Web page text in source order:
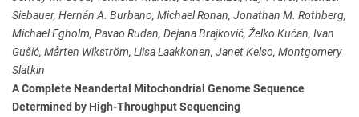
krause@...
Sandra Jacob
Presse- und Öffentlichkeitsarbeit
Max-Planck-Institut für evolutionäre Anthropologie, Leipzig
+49 341 3550-122
Siebauer, Hernán A. Burbano, Michael Ronan, Jonathan M. Rothberg,
Michael Egholm, Pavao Rudan, Dejana Brajković, Želko Kućan, Ivan
Gušić, Mårten Wikström, Liisa Laakkonen, Janet Kelso, Montgomery
Slatkin
A Complete Neandertal Mitochondrial Genome Sequence
Determined by High-Throughput Sequencing